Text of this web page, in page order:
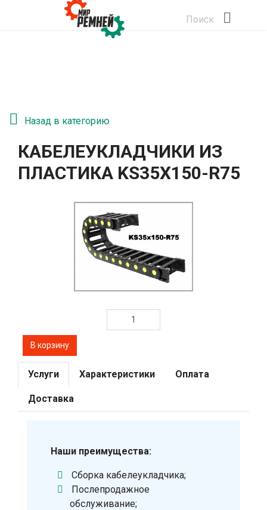
Поиск
Назад в категорию
КАБЕЛЕУКЛАДЧИКИ ИЗ
ПЛАСТИКА KS35Х150-R75
Услуги Характеристики Оплата
Доставка
Наши преимущества:
Сборка кабелеукладчика;
Послепродажное
обслуживание;